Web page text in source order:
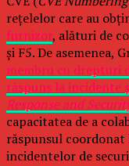
rețelelor care au
furnizor, alături de
și F5. De asemenea,
membru cu drepturi
răspuns la incidente
Response and
capacitatea de a
răspunsul
incidentelor de